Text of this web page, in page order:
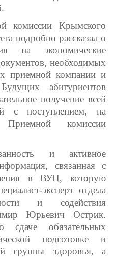
комиссии Крымского
подробно рассказал о
на экономические
необходимых
приемной компании и
абитуриентов
получение всей
с поступлением, на
комиссии
и активное
связанная с
в ВУЦ, которую
эксперт отдела
и содействия
Юрьевич Острик.
сдаче обязательных
подготовке и
группы здоровья, а